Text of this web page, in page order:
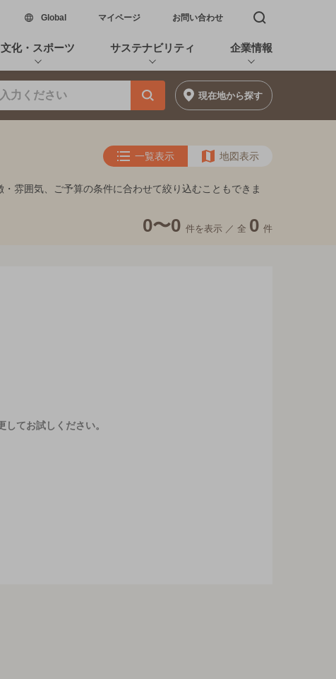
Global新しいウィンドウで開く
マイページ お問い合わせ 検索窓を開く
文化・スポーツ サステナビリティ 企業情報
現在地から探す
一覧表示 地図表示
雰囲気、ご予算の条件に合わせて絞り込むこともできま
0〜0 件を表示 ／ 全 0 件
してお試しください。